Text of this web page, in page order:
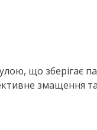
що
змащення та